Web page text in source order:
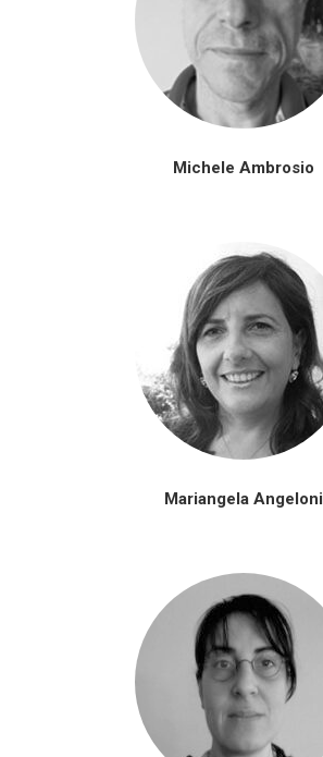
Michele Ambrosio
Mariangela Angeloni